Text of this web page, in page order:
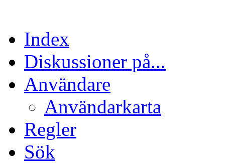
Index
Diskussioner på...
Användare
Användarkarta
Regler
Sök